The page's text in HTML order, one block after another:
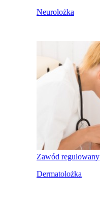
Neurolożka
Zawód regulowany
Dermatolożka